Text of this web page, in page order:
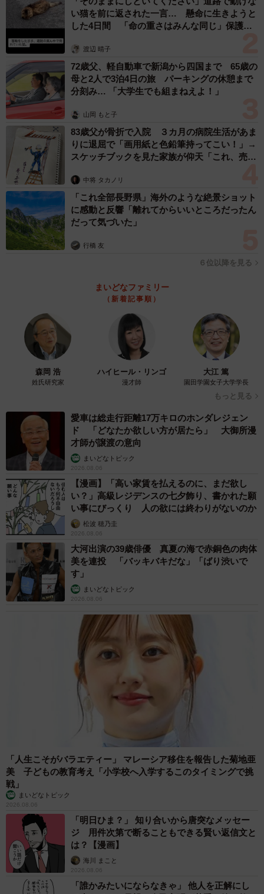
い猫を前に返された一言… 懸命に生きようと
した4日間 「命の重さはみんな同じ」保護団
渡辺 晴子
72歳父、軽自動車で新潟から四国まで 65歳の
母と2人で3泊4日の旅 パーキングの休憩まで
分刻み… 「大学生でも組まねえよ！」
山岡 もと子
83歳父が骨折で入院 ３カ月の病院生活があま
りに退屈で「画用紙と色鉛筆持ってこい！」→
スケッチブックを見た家族が仰天「これ、売れ
中将 タカノリ
「これ全部長野県」海外のような絶景ショット
に感動と反響「離れてからいいところだったん
だって気づいた」
行橋 友
６位以降を見る
まいどなファミリー
（新着記事順）
森岡 浩
姓氏研究家
ハイヒール・リンゴ
漫才師
大江 篤
園田学園女子大学学長
もっと見る
愛車は総走行距離17万キロのホンダレジェン
ド 「どなたか欲しい方が居たら」 大御所漫
才師が譲渡の意向
まいどなトピック
2026.08.06
【漫画】「高い家賃を払えるのに、まだ欲し
い？」高級レジデンスの七夕飾り、書かれた願
い事にびっくり 人の欲には終わりがないのか
松波 穂乃圭
2026.08.06
大河出演の39歳俳優 真夏の海で赤銅色の肉体
美を連投 「バッキバキだな」「ばり渋いで
す」
まいどなトピック
2026.08.06
「人生こそがバラエティー」 マレーシア移住を報告した菊地亜
美 子どもの教育考え「小学校へ入学するこのタイミングで挑
戦」
まいどなトピック
2026.08.06
「明日ひま？」 知り合いから唐突なメッセー
ジ 用件次第で断ることもできる賢い返信文と
は？【漫画】
海川 まこと
2026.08.06
「誰かみたいにならなきゃ」 他人を正解にし